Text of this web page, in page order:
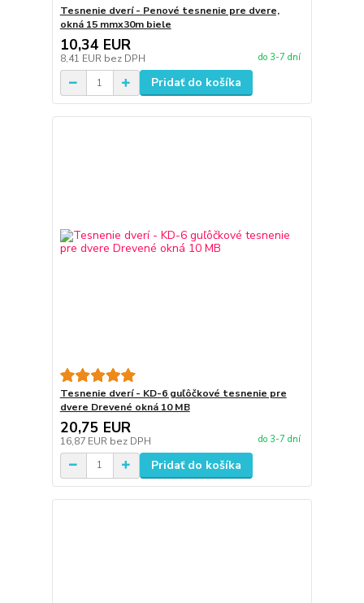
Tesnenie dverí - Penové tesnenie pre dvere,
okná 15 mmx30m biele
10,34 EUR
8,41 EUR bez DPH do 3-7 dní
Pridať do košíka
Tesnenie dverí - KD-6 guľôčkové tesnenie pre
dvere Drevené okná 10 MB
20,75 EUR
16,87 EUR bez DPH do 3-7 dní
Pridať do košíka